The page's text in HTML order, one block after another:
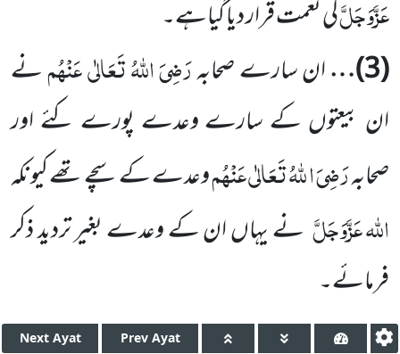
عَزَّوَجَلَّکی نعمت قرار دیا گیاہے۔
(
3
)…ان سارے صحابہرَضِیَ اللہُ تَعَالٰی عَنْہُمنے
ان بیعتوں کے سارے وعدے پورے کئے اور
صحابہرَضِیَ ا للہُ تَعَالٰی عَنْہُموعدے کے سچے تھے کیونکہ
اللہعَزَّوَجَلَّ نے یہاں ان کے وعدے بغیر تردید ذکر
فرمائے۔
Next Ayat Prev Ayat